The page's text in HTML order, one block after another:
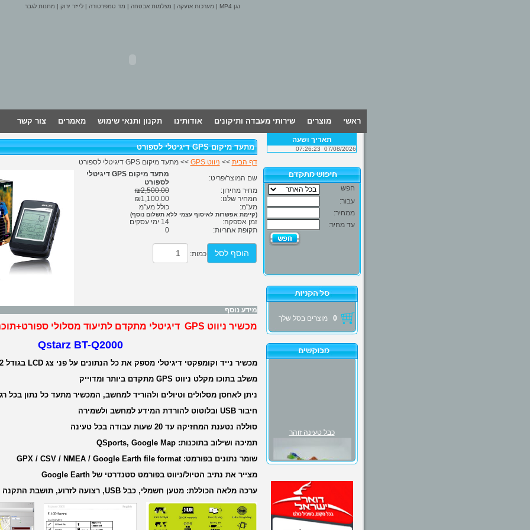
נגן MP4 | מערכות אזעקה | מצלמות אבטחה | מד טמפרטורה | לייזר ירוק | מתנות לגבר
ראשי מוצרים שירותי מעבדה ותיקונים אודותינו תקנון ותנאי שימוש מאמרים צור קשר
תאריך ושעה
07/08/2026
07:26:23
0 מוצרים בסל שלך
כבל טעינה זוהר
₪30.00
מתעד מיקום GPS דיגיטלי לספורט
דף הבית >> ניווט GPS
>> מתעד מיקום GPS דיגיטלי לספורט
שם המוצר/פריט:
מתעד מיקום GPS דיגיטלי
לספורט
מחיר מחירון:
₪2,500.00
המחיר שלנו:
₪1,100.00
מע"מ:
כולל מע"מ
(קיימת אפשרות לאיסוף עצמי ללא תשלום נוסף)
זמן אספקה:
14 ימי עסקים
תקופת אחריות:
0
הוסף לסל כמות:
מידע נוסף
מכשיר ניווט GPS דיגיטלי מתקדם לתיעוד מסלולי ספורט+תוכנה למחשב
Qstarz BT-Q2000
מכשיר נייד וקומפקטי דיגיטלי מספק את כל הנתונים על פני צג LCD בגודל 2 אינץ + תאורת רקע
משלב בתוכו מקלט ניווט GPS מתקדם ביותר ומדוייק
ניתן לאחסן מסלולים וטיולים ולהוריד למחשב, המכשיר מתעד כל נתון בכל
חיבור USB ובלוטוט להורדת המידע למחשב ולשמירה
סוללה נטענת המחזיקה עד 20 שעות עבודה בכל טעינה
תמיכה ושילוב בתוכנות: QSports, Google Map
שומר נתונים בפורמט: GPX / CSV / NMEA / Google Earth file format
מצייר את נתיב הטיול/ניווט בפורמט סטנדרטי של Google Earth
ערכה מלאה הכוללת: מטען חשמלי, כבל USB, רצועה לזרוע, תושבת התקנה ודיסק התקנה למחשב